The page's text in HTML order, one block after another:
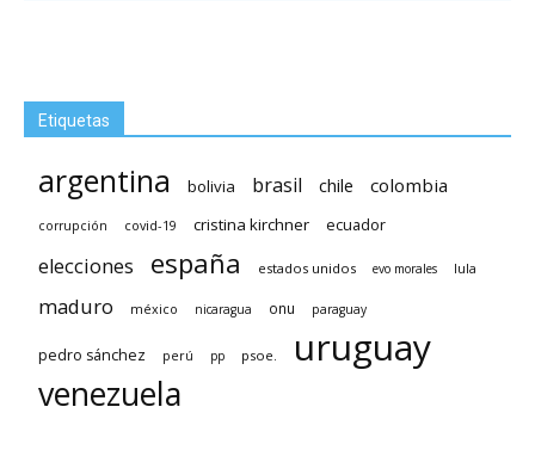
Etiquetas
argentina bolivia brasil chile colombia
corrupción covid-19 cristina kirchner ecuador
elecciones españa estados unidos evo morales lula
maduro méxico nicaragua onu paraguay
pedro sánchez perú pp psoe. uruguay
venezuela